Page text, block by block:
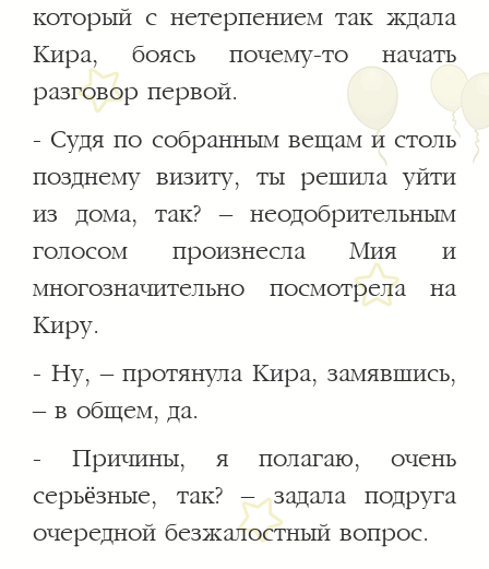
который с нетерпением так ждала
Кира, боясь почему-то начать
разговор первой.
- Судя по собранным вещам и столь
позднему визиту, ты решила уйти
из дома, так? – неодобрительным
голосом произнесла Мия и
многозначительно посмотрела на
Киру.
- Ну, – протянула Кира, замявшись,
– в общем, да.
- Причины, я полагаю, очень
серьёзные, так? – задала подруга
очередной безжалостный вопрос.